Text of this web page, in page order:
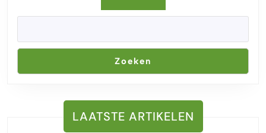
Zoeken
LAATSTE ARTIKELEN